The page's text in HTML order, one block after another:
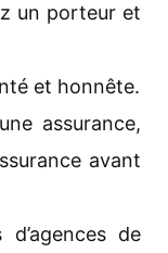
un porteur et
et honnête.
assurance,
avant
de